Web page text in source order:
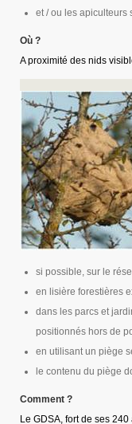
et / ou les apiculteurs
Où ?
A proximité des nids
si possible, sur le
en lisière forestières
dans les parcs et
positionnés hors de
en utilisant un piège
le contenu du piège
Comment ?
Le GDSA, fort de ses